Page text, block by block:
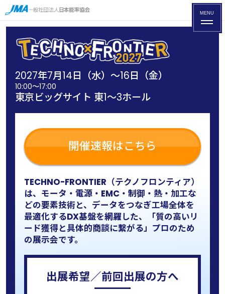
2027年7月14日（水）～16日（金）
10:00～17:00
東京ビッグサイト 東1〜3ホール
MENU
開催速報はこちら
TECHNO-FRONTIER（テクノフロンティア）
は、モータ・電源・EMC・制御・熱・加工な
どの要素技術と、データをつなぎ工場全体を
最適化するDX基盤を網羅した、「質の高いリ
ード獲得と具体的商談に繋がる」プロのため
の展示会です。
出展希望／前回出展の方へ